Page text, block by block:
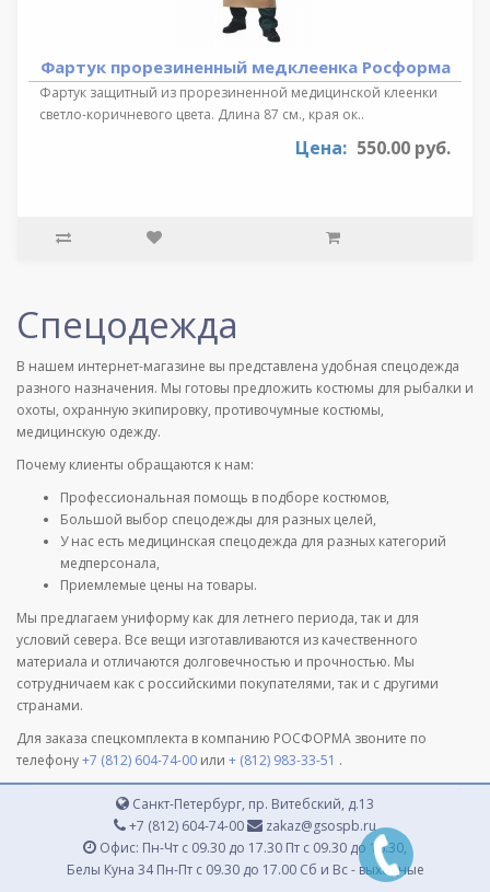
Фартук прорезиненный медклеенка Росформа
Фартук защитный из прорезиненной медицинской клеенки
светло-коричневого цвета. Длина 87 см., края ок..
Цена: 550.00 руб.
Спецодежда
В нашем интернет-магазине вы представлена удобная спецодежда
разного назначения. Мы готовы предложить костюмы для рыбалки и
охоты, охранную экипировку, противочумные костюмы,
медицинскую одежду.
Почему клиенты обращаются к нам:
Профессиональная помощь в подборе костюмов,
Большой выбор спецодежды для разных целей,
У нас есть медицинская спецодежда для разных категорий
медперсонала,
Приемлемые цены на товары.
Мы предлагаем униформу как для летнего периода, так и для
условий севера. Все вещи изготавливаются из качественного
материала и отличаются долговечностью и прочностью. Мы
сотрудничаем как с российскими покупателями, так и с другими
странами.
Для заказа спецкомплекта в компанию РОСФОРМА звоните по
телефону+7 (812) 604-74-00 или + (812) 983-33-51 .
Санкт-Петербург, пр. Витебский, д.13
+7 (812) 604-74-00
zakaz@gsospb.ru
Офис: Пн-Чт с 09.30 до 17.30 Пт с 09.30 до 16.30,
Белы Куна 34 Пн-Пт с 09.30 до 17.00 Сб и Вс - выходные